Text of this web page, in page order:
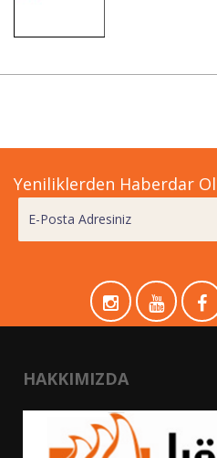
Yeniliklerden Haberdar
HAKKIMIZDA